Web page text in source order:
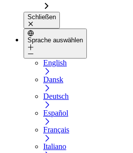
Schließen
Sprache auswählen
English
Dansk
Deutsch
Español
Français
Italiano